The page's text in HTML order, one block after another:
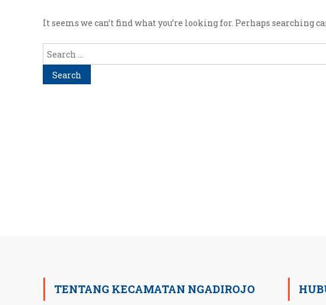
It seems we can’t find what you’re looking for. Perhaps searching
Search
for:
TENTANG KECAMATAN NGADIROJO